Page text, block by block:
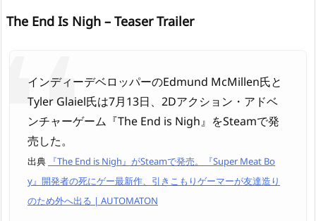
The End Is Nigh – Teaser Trailer
インディーデベロッパーのEdmund McMillen氏と
Tyler Glaiel氏は7月13日、2Dアクション・アドベ
ンチャーゲーム『The End is Nigh』をSteamで発
売した。
出典
『The End is Nigh』がSteamで発売。『Super Meat Bo
y』開発者の死にゲー最新作、引きこもりゲーマーが友達造り
のため外へ出る | AUTOMATON